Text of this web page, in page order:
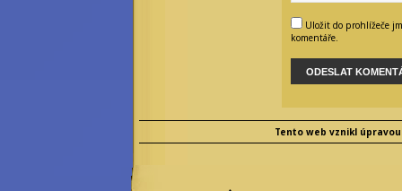
Uložit do prohlížeče
komentáře.
Tento web vznikl